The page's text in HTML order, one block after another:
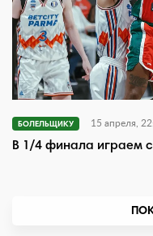
БОЛЕЛЬЩИКУ 15 апреля,
В 1/4 финала играем